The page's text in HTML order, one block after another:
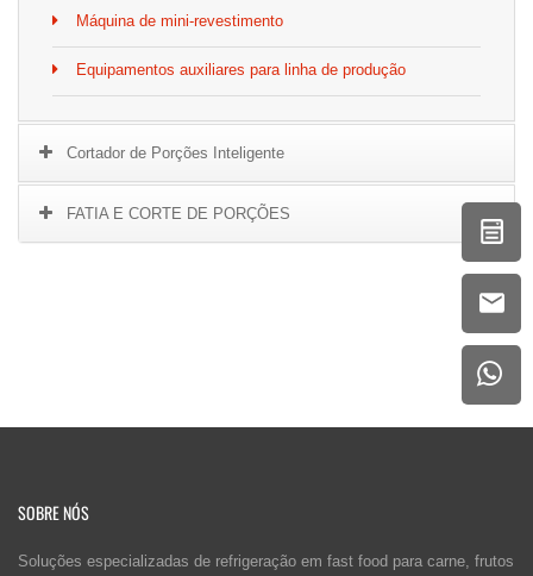
Máquina de mini-revestimento
Equipamentos auxiliares para linha de produção
Cortador de Porções Inteligente
FATIA E CORTE DE PORÇÕES
SOBRE NÓS
Soluções especializadas de refrigeração em fast food para carne, frutos